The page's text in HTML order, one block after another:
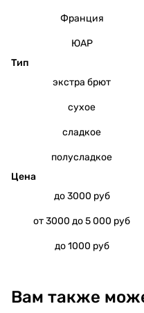
Франция
ЮАР
Тип
экстра брют
сухое
сладкое
полусладкое
Цена
до 3000 руб
от 3000 до 5 000 руб
до 1000 руб
Вам также